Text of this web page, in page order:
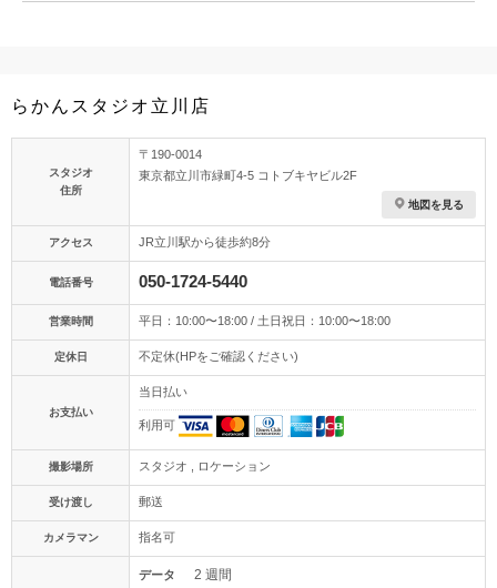
らかんスタジオ立川店
スタジオ
住所
〒190-0014
東京都立川市緑町4-5 コトブキヤビル2F
地図を見る
アクセス JR立川駅から徒歩約8分
電話番号 050-1724-5440
営業時間 平日：10:00〜18:00 / 土日祝日：10:00〜18:00
定休日 不定休(HPをご確認ください)
お支払い
当日払い
利用可
撮影場所 スタジオ , ロケーション
受け渡し 郵送
カメラマン 指名可
データ 2 週間